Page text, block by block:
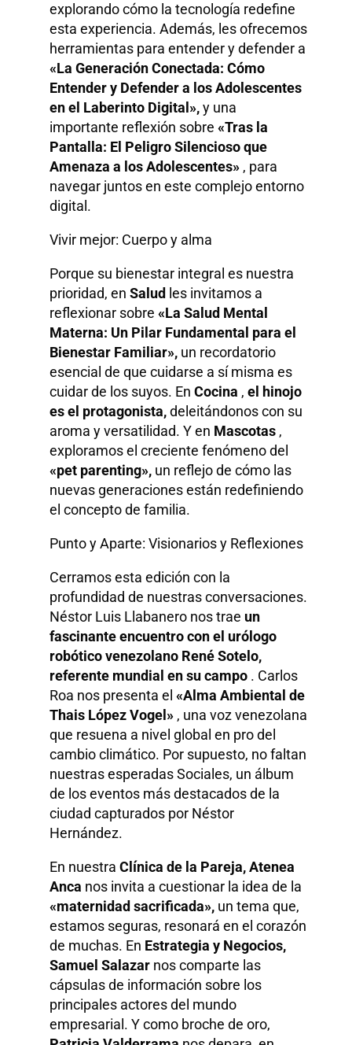
explorando cómo la tecnología redefine
esta experiencia. Además, les ofrecemos
herramientas para entender y defender a
«La Generación Conectada: Cómo
Entender y Defender a los Adolescentes
en el Laberinto Digital»,y una
importante reflexión sobre«Tras la
Pantalla: El Peligro Silencioso que
Amenaza a los Adolescentes» , para
navegar juntos en este complejo entorno
digital.
Vivir mejor: Cuerpo y alma
Porque su bienestar integral es nuestra
prioridad, enSalud les invitamos a
reflexionar sobre«La Salud Mental
Materna: Un Pilar Fundamental para el
Bienestar Familiar», un recordatorio
esencial de que cuidarse a sí misma es
cuidar de los suyos. EnCocina ,el hinojo
es el protagonista,deleitándonos con su
aroma y versatilidad. Y en Mascotas ,
exploramos el creciente fenómeno del
«pet parenting», un reflejo de cómo las
nuevas generaciones están redefiniendo
el concepto de familia.
Punto y Aparte: Visionarios y Reflexiones
Cerramos esta edición con la
profundidad de nuestras conversaciones.
Néstor Luis Llabanero nos trae un
fascinante encuentro con el urólogo
robótico venezolano René Sotelo,
referente mundial en su campo . Carlos
Roa nos presenta el«Alma Ambiental de
Thais López Vogel» , una voz venezolana
que resuena a nivel global en pro del
cambio climático. Por supuesto, no faltan
nuestras esperadas Sociales, un álbum
de los eventos más destacados de la
ciudad capturados por Néstor
Hernández.
En nuestraClínica de la Pareja, Atenea
Anca nos invita a cuestionar la idea de la
«maternidad sacrificada», un tema que,
estamos seguras, resonará en el corazón
de muchas. En Estrategia y Negocios,
Samuel Salazar nos comparte las
cápsulas de información sobre los
principales actores del mundo
empresarial. Y como broche de oro,